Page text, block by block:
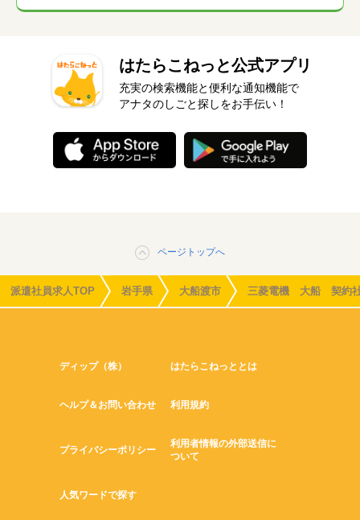
はたらこねっと公式アプリ
充実の検索機能と便利な通知機能で
アナタのしごと探しをお手伝い！
ページトップへ
派遣社員求人TOP 岩手県 大船渡市 三菱電機 大船 契約
ディップ（株） はたらこねっととは
ヘルプ＆お問い合わせ 利用規約
プライバシーポリシー
利用者情報の外部送信に
ついて
人気ワードで探す